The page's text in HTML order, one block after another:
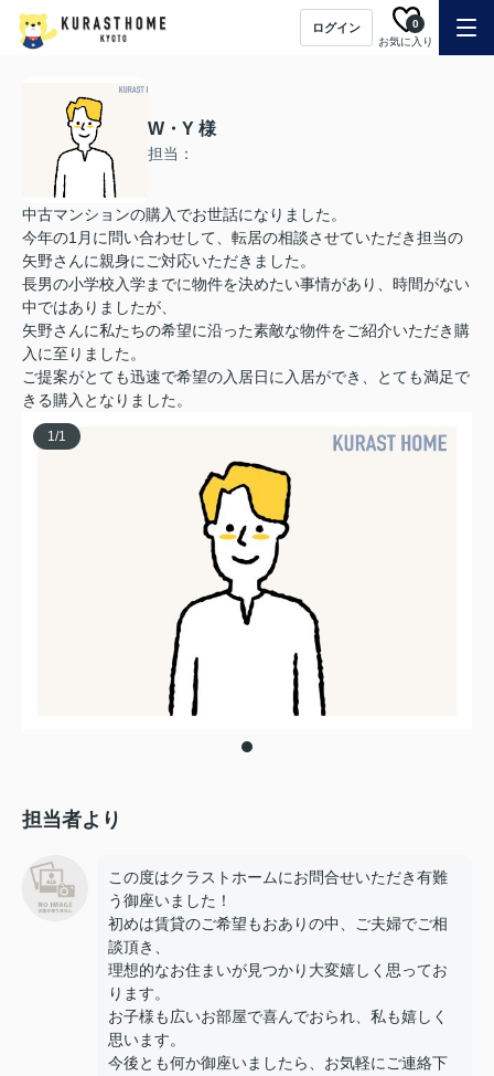
ログイン
お気に入り
0
W・Y 様
担当：
中古マンションの購入でお世話になりました。
今年の1月に問い合わせして、転居の相談させていただき担当の
矢野さんに親身にご対応いただきました。
長男の小学校入学までに物件を決めたい事情があり、時間がない
中ではありましたが、
矢野さんに私たちの希望に沿った素敵な物件をご紹介いただき購
入に至りました。
ご提案がとても迅速で希望の入居日に入居ができ、とても満足で
きる購入となりました。
1/1
担当者より
この度はクラストホームにお問合せいただき有難
う御座いました！
初めは賃貸のご希望もおありの中、ご夫婦でご相
談頂き、
理想的なお住まいが見つかり大変嬉しく思ってお
ります。
お子様も広いお部屋で喜んでおられ、私も嬉しく
思います。
今後とも何か御座いましたら、お気軽にご連絡下